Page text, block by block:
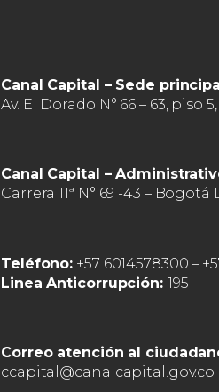
Canal Capital – Sede
Av. El Dorado N° 66 – 63, piso
Canal Capital –
Carrera 11ª N° 69 -43 – Bogotá
Teléfono: +57 6014578300 –
Linea Anticorrupción: 195
Correo atención al
ccapital@canalcapital.gov.co